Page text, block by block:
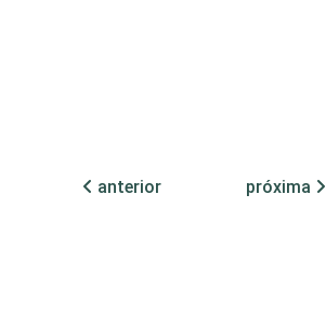
anterior
próxima